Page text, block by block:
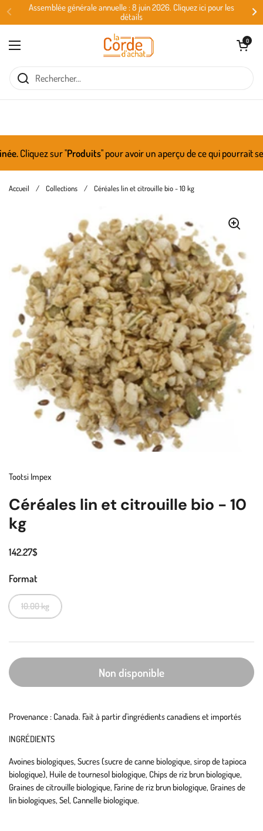
Passer au contenu
Assemblée générale annuelle : 8 juin 2026. Cliquez ici pour les
détails
Ouvrir le menu
Ouvrir le
0
Cliquez sur ''Produits'' pour avoir un aperçu de ce qui pourrait se
Accueil / Collections / Céréales lin et citrouille bio - 10 kg
Tootsi Impex
Céréales lin et citrouille bio - 10
kg
142.27$
Format
10.00 kg
Non disponible
Provenance : Canada. Fait à partir d'ingrédients canadiens et importés
INGRÉDIENTS
Avoines biologiques, Sucres (sucre de canne biologique, sirop de tapioca
biologique), Huile de tournesol biologique, Chips de riz brun biologique,
Graines de citrouille biologique, Farine de riz brun biologique, Graines de
lin biologiques, Sel, Cannelle biologique.